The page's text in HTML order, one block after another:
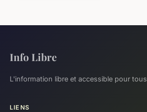
Info Libre
L'information libre et accessible pour tous
LIENS